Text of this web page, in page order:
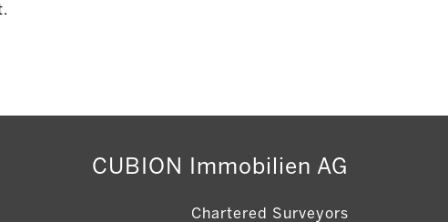
CUBION Immobilien AG
Chartered Surveyors